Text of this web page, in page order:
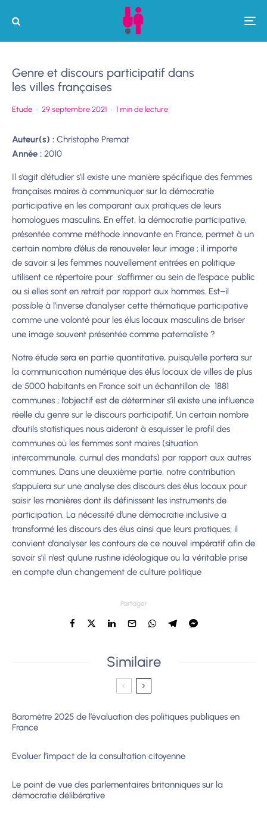
Genre et discours participatif dans
les villes françaises
Etude · 29 septembre 2021 · 1 min de lecture
Auteur(s) : Christophe Premat
Année : 2010
Il s’agit d’étudier s’il existe une manière spécifique des femmes
françaises maires à communiquer sur la démocratie
participative en les comparant aux pratiques de leurs
homologues masculins. En effet, la démocratie participative,
présentée comme méthode innovante en France, permet à un
certain nombre d’élus de renouveler leur image ; il importe
de savoir si les femmes nouvellement entrées en politique
utilisent ce répertoire pour s’affirmer au sein de l’espace public
ou si elles sont en retrait par rapport aux hommes. Est–il
possible à l’inverse d’analyser cette thématique participative
comme une volonté pour les élus locaux masculins de briser
une image souvent présentée comme paternaliste ?
Notre étude sera en partie quantitative, puisqu’elle portera sur
la communication numérique des élus locaux de villes de plus
de 5000 habitants en France soit un échantillon de 1881
communes ; l’objectif est de déterminer s’il existe une influence
réelle du genre sur le discours participatif. Un certain nombre
d’outils statistiques nous aideront à esquisser le profil des
communes où les femmes sont maires (situation
intercommunale, cumul des mandats) par rapport aux autres
communes. Dans une deuxième partie, notre contribution
s’appuiera sur une analyse des discours des élus locaux pour
saisir les manières dont ils définissent les instruments de
participation. La nécessité d’une démocratie inclusive a
transformé les discours des élus ainsi que leurs pratiques; il
convient d’analyser les contours de ce nouvel impératif afin de
savoir s’il n’est qu’une rustine idéologique ou la véritable prise
en compte d’un changement de culture politique
Partager
Similaire
Baromètre 2025 de l’évaluation des politiques publiques en
France
Evaluer l’impact de la consultation citoyenne
Le point de vue des parlementaires britanniques sur la
démocratie délibérative